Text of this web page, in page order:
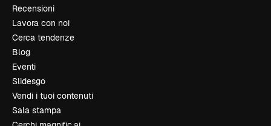
Recensioni
Lavora con noi
Cerca tendenze
Blog
Eventi
Slidesgo
Vendi i tuoi contenuti
Sala stampa